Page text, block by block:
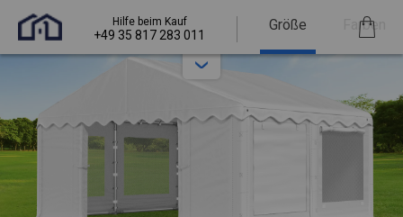
Hilfe beim Kauf
+49 35 817 283 011
Größe Farben